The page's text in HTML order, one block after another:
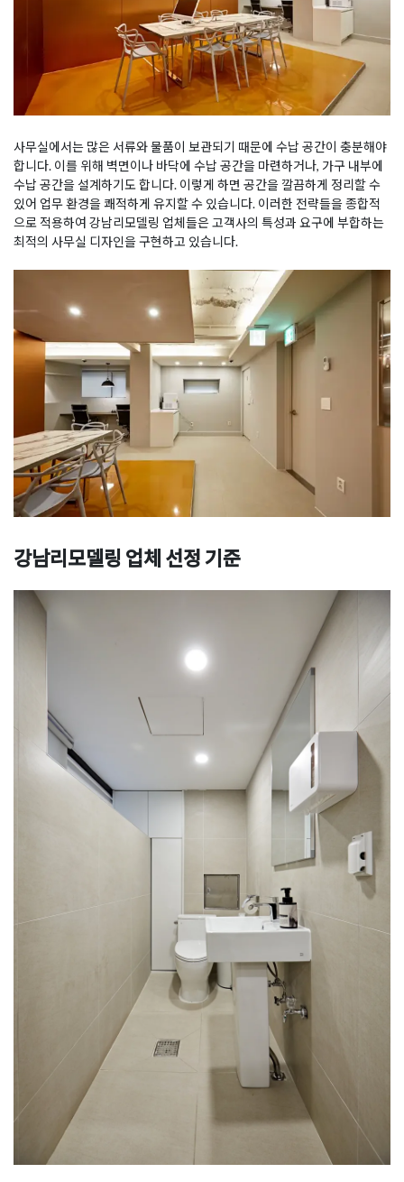
사무실에서는 많은 서류와 물품이 보관되기 때문에 수납 공간이 충분해야
합니다. 이를 위해 벽면이나 바닥에 수납 공간을 마련하거나, 가구 내부에
수납 공간을 설계하기도 합니다. 이렇게 하면 공간을 깔끔하게 정리할 수
있어 업무 환경을 쾌적하게 유지할 수 있습니다. 이러한 전략들을 종합적
으로 적용하여 강남리모델링 업체들은 고객사의 특성과 요구에 부합하는
최적의 사무실 디자인을 구현하고 있습니다.
강남리모델링 업체 선정 기준